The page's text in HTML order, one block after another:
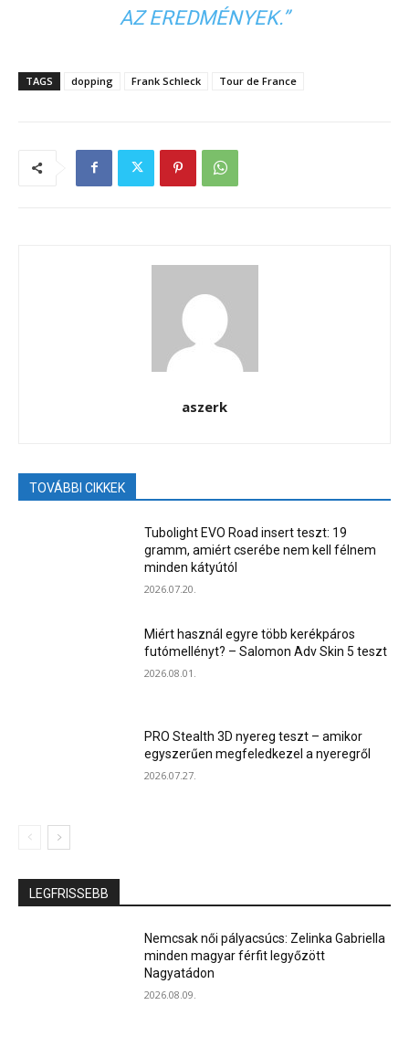
AZ EREDMÉNYEK.”
TAGS dopping Frank Schleck Tour de France
aszerk
TOVÁBBI CIKKEK
Tubolight EVO Road insert teszt: 19
gramm, amiért cserébe nem kell félnem
minden kátyútól
2026.07.20.
Miért használ egyre több kerékpáros
futómellényt? – Salomon Adv Skin 5 teszt
2026.08.01.
PRO Stealth 3D nyereg teszt – amikor
egyszerűen megfeledkezel a nyeregről
2026.07.27.
LEGFRISSEBB
Nemcsak női pályacsúcs: Zelinka Gabriella
minden magyar férfit legyőzött
Nagyatádon
2026.08.09.